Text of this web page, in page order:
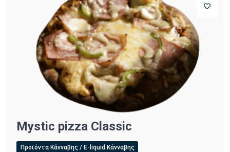
Mystic pizza Classic
Προϊόντα Κάνναβης / E-liquid Κάνναβης